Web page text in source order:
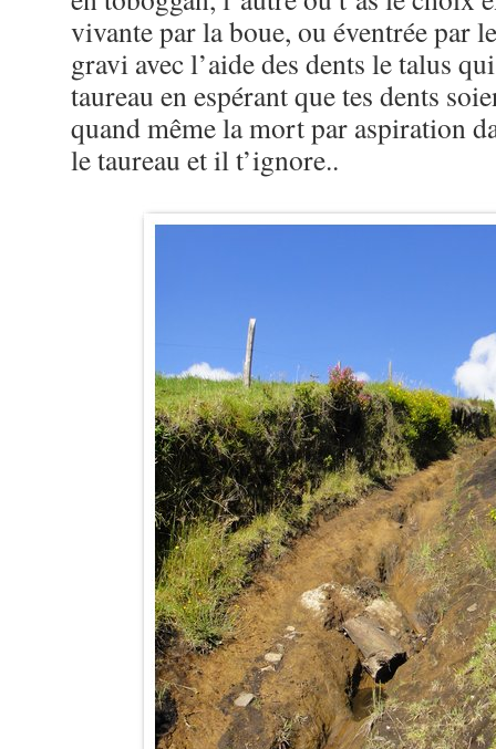
vivante par la boue, ou éventrée par
gravi avec l’aide des dents le talus
taureau en espérant que tes dents
quand même la mort par aspiration
le taureau et il t’ignore..